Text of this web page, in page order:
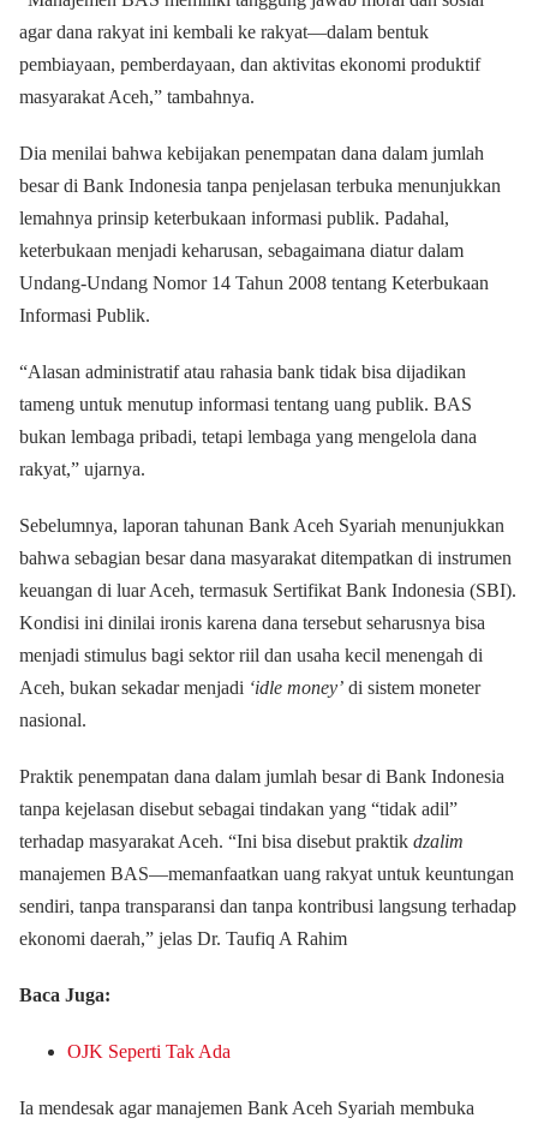
agar dana rakyat ini kembali ke rakyat—dalam bentuk
pembiayaan, pemberdayaan, dan aktivitas ekonomi produktif
masyarakat Aceh,” tambahnya.
Dia menilai bahwa kebijakan penempatan dana dalam jumlah
besar di Bank Indonesia tanpa penjelasan terbuka menunjukkan
lemahnya prinsip keterbukaan informasi publik. Padahal,
keterbukaan menjadi keharusan, sebagaimana diatur dalam
Undang-Undang Nomor 14 Tahun 2008 tentang Keterbukaan
Informasi Publik.
“Alasan administratif atau rahasia bank tidak bisa dijadikan
tameng untuk menutup informasi tentang uang publik. BAS
bukan lembaga pribadi, tetapi lembaga yang mengelola dana
rakyat,” ujarnya.
Sebelumnya, laporan tahunan Bank Aceh Syariah menunjukkan
bahwa sebagian besar dana masyarakat ditempatkan di instrumen
keuangan di luar Aceh, termasuk Sertifikat Bank Indonesia (SBI).
Kondisi ini dinilai ironis karena dana tersebut seharusnya bisa
menjadi stimulus bagi sektor riil dan usaha kecil menengah di
Aceh, bukan sekadar menjadi ‘idle money’ di sistem moneter
nasional.
Praktik penempatan dana dalam jumlah besar di Bank Indonesia
tanpa kejelasan disebut sebagai tindakan yang “tidak adil”
terhadap masyarakat Aceh. “Ini bisa disebut praktik dzalim
manajemen BAS—memanfaatkan uang rakyat untuk keuntungan
sendiri, tanpa transparansi dan tanpa kontribusi langsung terhadap
ekonomi daerah,” jelas Dr. Taufiq A Rahim
Baca Juga:
OJK Seperti Tak Ada
Ia mendesak agar manajemen Bank Aceh Syariah membuka